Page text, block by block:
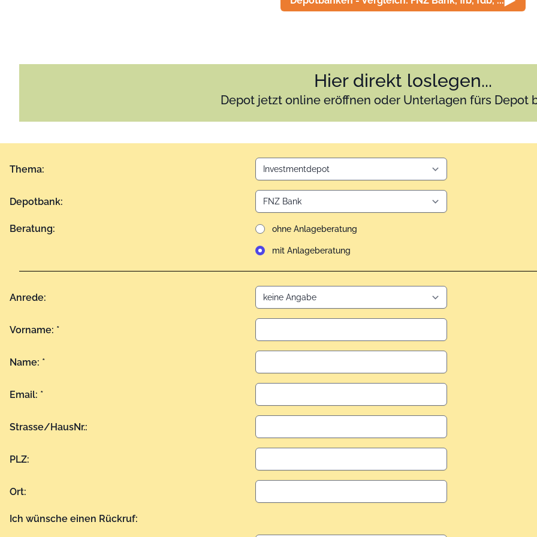
Hier direkt loslegen...
Depot jetzt online eröffnen oder Unterlagen fürs Depot
Thema:
Depotbank:
Beratung: ohne Anlageberatung
mit Anlageberatung
Anrede:
Vorname: *
Name: *
Email: *
Strasse/HausNr.:
PLZ:
Ort:
Ich wünsche einen Rückruf: